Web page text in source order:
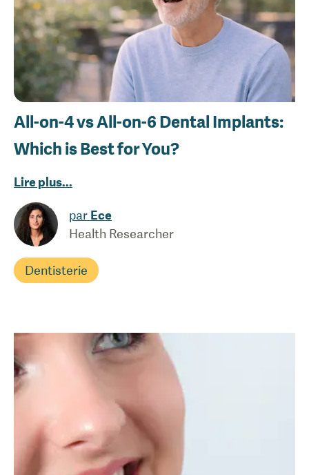
All-on-4 vs All-on-6 Dental Implants:
Which is Best for You?
Lire plus...
par Ece
Health Researcher
Dentisterie